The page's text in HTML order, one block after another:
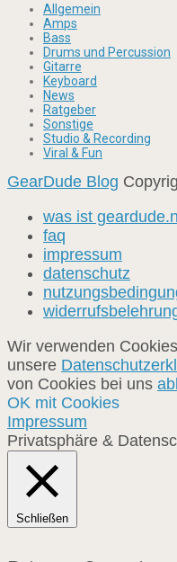
Allgemein
Amps
Bass
Drums und Percussion
Gitarre
Keyboard
News
Ratgeber
Sonstige
Studio & Recording
Viral & Fun
GearDude Blog
was ist
faq
impressum
datenschutz
Wir verwenden
unsere
von Cookies bei uns
OK mit Cookies
Impressum
Privatsphäre &
Schließen